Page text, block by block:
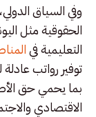
وفي السياق
الحقوقية مثل
التعليمية في
توفير رواتب
بما يحمي حق
الاقتصادي